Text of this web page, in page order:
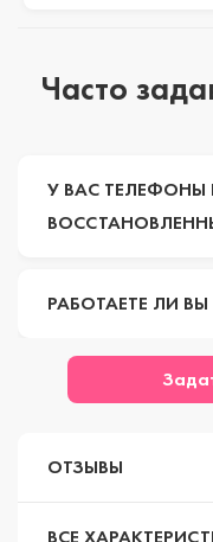
Часто
У ВАС ТЕЛЕФОНЫ
РАБОТАЕТЕ ЛИ
ОТЗЫВЫ
ВСЕ